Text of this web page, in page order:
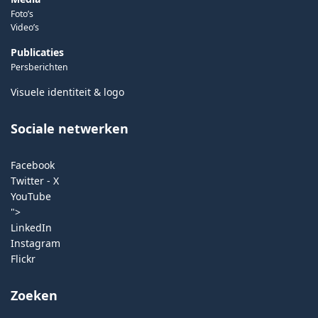
Foto’s
Video’s
Publicaties
Persberichten
Visuele identiteit & logo
Sociale netwerken
Facebook
Twitter - X
YouTube
">
LinkedIn
Instagram
Flickr
Zoeken